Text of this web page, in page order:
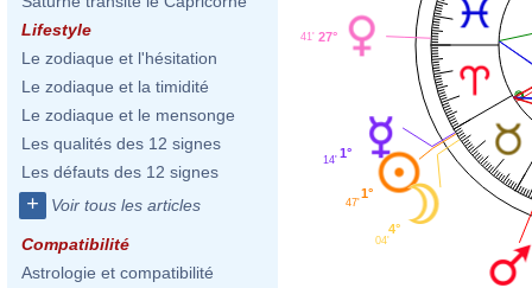
Lifestyle
Le zodiaque et l'hésitation
Le zodiaque et la timidité
Le zodiaque et le mensonge
Les qualités des 12 signes
Les défauts des 12 signes
+ Voir tous les articles
Compatibilité
Astrologie et compatibilité
27°
41'
1°
14'
1°
47'
4°
04'